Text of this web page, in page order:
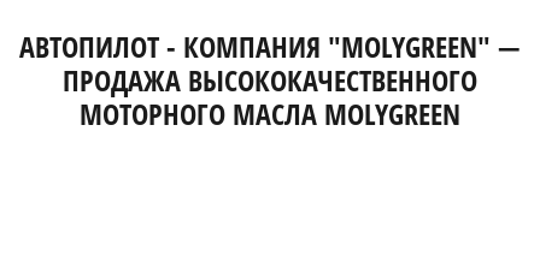
АВТОПИЛОТ - КОМПАНИЯ "MOLYGREEN" —
ПРОДАЖА ВЫСОКОКАЧЕСТВЕННОГО
МОТОРНОГО МАСЛА MOLYGREEN